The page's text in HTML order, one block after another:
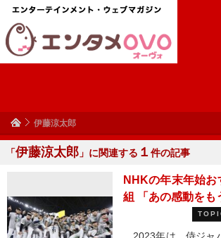
伊藤涼太郎
「伊藤涼太郎 」に関連する １ 件の記事
NHKの年末年始
組 「あの感動をも